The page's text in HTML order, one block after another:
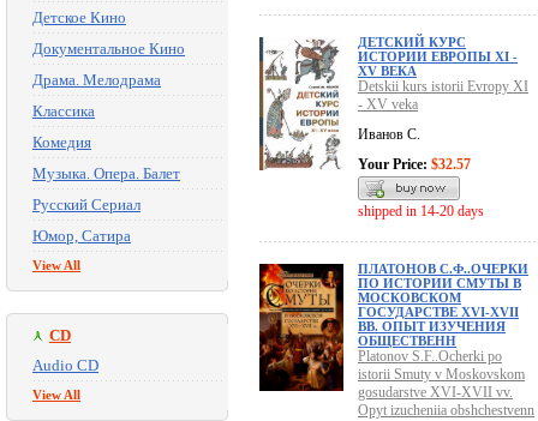
Детское Кино
Документальное Кино
Драма. Мелодрама
Классика
Комедия
Музыка. Опера. Балет
Русский Сериал
Юмор, Сатира
View All
CD
Audio CD
View All
ДЕТСКИЙ КУРС
ИСТОРИИ ЕВРОПЫ XI -
XV ВЕКА
Detskii kurs istorii Evropy XI
- XV veka
Иванов С.
Your Price: $32.57
shipped in 14-20 days
ПЛАТОНОВ С.Ф..ОЧЕРКИ
ПО ИСТОРИИ СМУТЫ В
МОСКОВСКОМ
ГОСУДАРСТВЕ XVI-XVII
ВВ. ОПЫТ ИЗУЧЕНИЯ
ОБЩЕСТВЕНН
Platonov S.F..Ocherki po
istorii Smuty v Moskovskom
gosudarstve XVI-XVII vv.
Opyt izucheniia obshchestvenn